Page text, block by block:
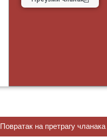
Повратак на претрагу чланака